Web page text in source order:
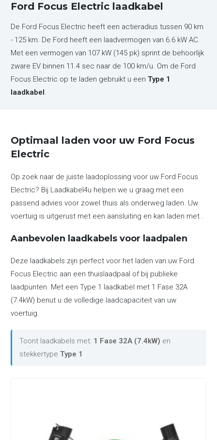
Ford Focus Electric laadkabel
De Ford Focus Electric heeft een actieradius tussen 90 km
- 125 km. De Ford heeft een laadvermogen van 6.6 kW AC.
Met een vermogen van 107 kW (145 pk) sprint de behoorlijk
zware EV binnen 11.4 sec naar de 100 km/u. Om de Ford
Focus Electric op te laden gebruikt u eenType 1
laadkabel.
Optimaal laden voor uw Ford Focus
Electric
Op zoek naar de juiste laadoplossing voor uw Ford Focus
Electric? Bij Laadkabel4u helpen we u graag met een
passend advies voor zowel thuis als onderweg laden. Uw
voertuig is uitgerust met een aansluiting en kan laden met .
Aanbevolen laadkabels voor laadpalen
Deze laadkabels zijn perfect voor het laden van uw Ford
Focus Electric aan een thuislaadpaal of bij publieke
laadpunten. Met een Type 1 laadkabel met 1 Fase 32A
(7.4kW) benut u de volledige laadcapaciteit van uw
voertuig.
Toont laadkabels met: 1 Fase 32A (7.4kW) en
stekkertypeType 1